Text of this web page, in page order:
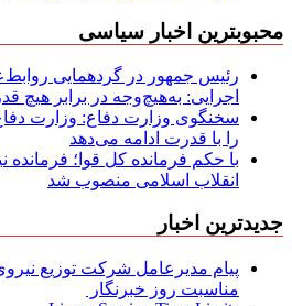
محبوبترین اخبار سیاسی
رئیس جمهور در گردهمایی
اجرایی: به‌هیچ‌وجه در برابر هیچ
سخنگوی وزارت دفاع: وزارت
را با قدرت ادامه می‌دهد
با حکم فرمانده کل قوا؛ فرمانده
انقلاب اسلامی منصوب شد
جدیدترین اخبار
پیام مدیرعامل شركت توزیع
مناسبت روز خبرنگار ‌